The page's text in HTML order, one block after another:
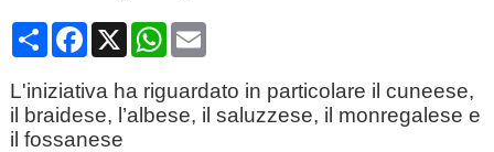
CondividiFacebook
X WhatsApp
Email
L'iniziativa ha riguardato in particolare il cuneese,
il braidese, l’albese, il saluzzese, il monregalese e
il fossanese